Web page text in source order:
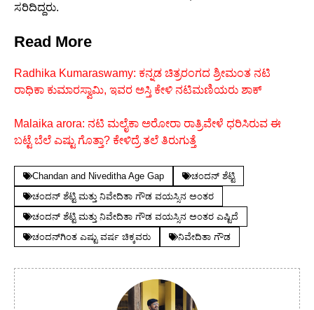
ಸರಿದಿದ್ದರು.
Read More
Radhika Kumaraswamy: ಕನ್ನಡ ಚಿತ್ರರಂಗದ ಶ್ರೀಮಂತ ನಟಿ
ರಾಧಿಕಾ ಕುಮಾರಸ್ವಾಮಿ, ಇವರ ಅಸ್ತಿ ಕೇಳಿ ನಟಿಮಣಿಯರು ಶಾಕ್
Malaika arora: ನಟಿ ಮಲೈಕಾ ಅರೋರಾ ರಾತ್ರಿವೇಳೆ ಧರಿಸಿರುವ ಈ
ಬಟ್ಟೆ ಬೆಲೆ ಎಷ್ಟು ಗೊತ್ತಾ? ಕೇಳಿದ್ರೆ ತಲೆ ತಿರುಗುತ್ತೆ
Chandan and Niveditha Age Gap
ಚಂದನ್ ಶೆಟ್ಟಿ
ಚಂದನ್ ಶೆಟ್ಟಿ ಮತ್ತು ನಿವೇದಿತಾ ಗೌಡ ವಯಸ್ಸಿನ ಅಂತರ
ಚಂದನ್ ಶೆಟ್ಟಿ ಮತ್ತು ನಿವೇದಿತಾ ಗೌಡ ವಯಸ್ಸಿನ ಅಂತರ ಎಷ್ಟಿದೆ
ಚಂದನ್​ಗಿಂತ ಎಷ್ಟು ವರ್ಷ ಚಿಕ್ಕವರು
ನಿವೇದಿತಾ ಗೌಡ